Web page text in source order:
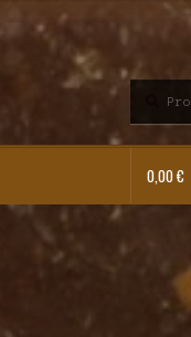
nach:
0,00€